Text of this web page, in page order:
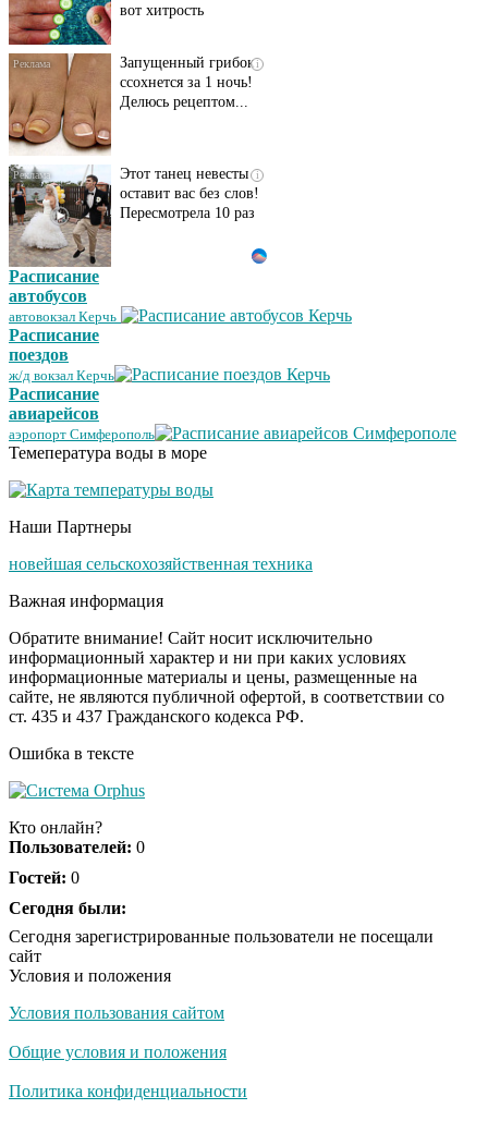
вот хитрость
i
Запущенный грибок
ссохнется за 1 ночь!
Делюсь рецептом...
i
Этот танец невесты
оставит вас без слов!
Пересмотрела 10 раз
секунд, но вы будете в
шоке от увиденного
видео пересмотришь
пляже Крыма: Что
люди вытворяют, когда
их не видят...
Ролик длится
несколько секунд, а
долго
Королева вагона
Деньги придут
раньше пенсии: кто в
выплаты досрочно
Забывший о
Плющенко отправляет
Расписание
автобусов
автовокзал Керчь
Расписание
поездов
ж/д вокзал Керчь
Расписание
авиарейсов
аэропорт Симферополь
Темепература воды в море
Наши Партнеры
новейшая сельскохозяйственная техника
Важная информация
Обратите внимание! Сайт носит исключительно
информационный характер и ни при каких условиях
информационные материалы и цены, размещенные на
сайте, не являются публичной офертой, в соответствии со
ст. 435 и 437 Гражданского кодекса РФ.
Ошибка в тексте
Кто онлайн?
Пользователей: 0
Гостей: 0
Сегодня были:
Сегодня зарегистрированные пользователи не посещали
сайт
Условия и положения
Условия пользования сайтом
Общие условия и положения
Политика конфиденциальности